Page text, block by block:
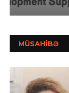
Avqust 5, 2026
MÜSAHİBƏ